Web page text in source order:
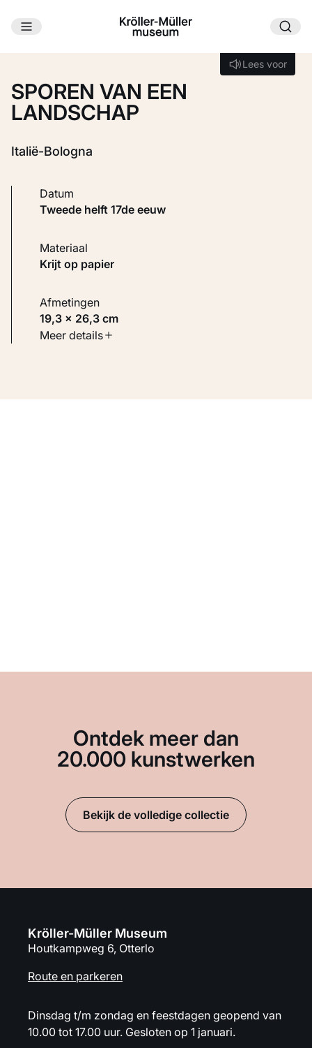
Ga naar hoofdinhoud
Lees voor
Lees voor
SPOREN VAN EEN
LANDSCHAP
Italië-Bologna
Datum
tweede helft 17de eeuw
Materiaal
Krijt op papier
Afmetingen
19,3 × 26,3 cm
Soort werk
Meer details
Ontdek meer dan
20.000 kunstwerken
Bekijk de volledige collectie
Kröller-Müller Museum
Houtkampweg 6, Otterlo
Route en parkeren
Dinsdag t/m zondag en feestdagen geopend van
10.00 tot 17.00 uur. Gesloten op 1 januari.